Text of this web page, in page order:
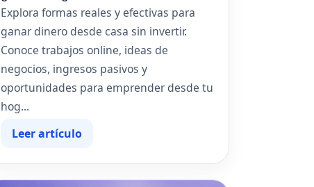
Explora formas reales y efectivas para
ganar dinero desde casa sin invertir.
Conoce trabajos online, ideas de
negocios, ingresos pasivos y
oportunidades para emprender desde tu
hog...
Leer artículo